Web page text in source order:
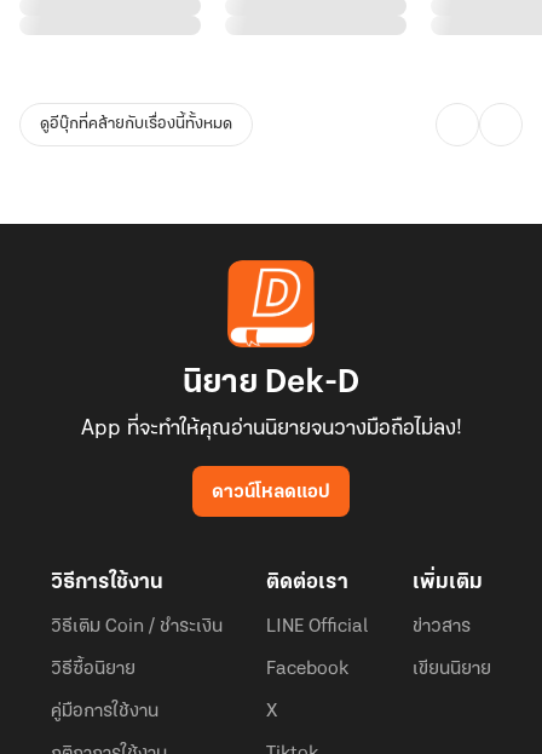
ดูอีบุ๊กที่คล้ายกับเรื่องนี้ทั้งหมด
นิยาย Dek-D
App ที่จะทำให้คุณอ่านนิยายจนวางมือถือไม่ลง!
ดาวน์โหลดแอป
วิธีการใช้งาน
วิธีเติม Coin / ชำระเงิน
วิธีซื้อนิยาย
คู่มือการใช้งาน
ติดต่อเรา
LINE Official
Facebook
X
เพิ่มเติม
ข่าวสาร
เขียนนิยาย